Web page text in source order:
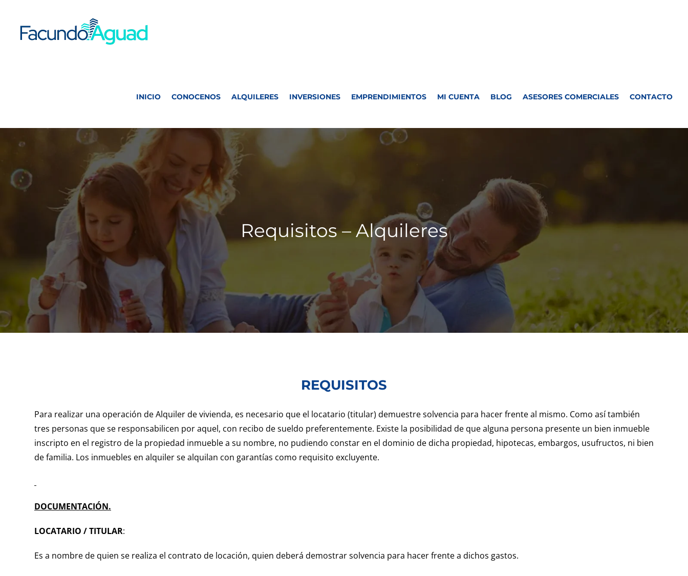
contenido
INICIO CONOCENOS ALQUILERES INVERSIONES EMPRENDIMIENTOS MI CUENTA BLOG ASESORES COMERCIALES CONTACTO
Requisitos – Alquileres
REQUISITOS
Para realizar una operación de Alquiler de vivienda, es necesario que el locatario (titular) demuestre solvencia para hacer frente al mismo. Como así también
tres personas que se responsabilicen por aquel, con recibo de sueldo preferentemente. Existe la posibilidad de que alguna persona presente un bien inmueble
inscripto en el registro de la propiedad inmueble a su nombre, no pudiendo constar en el dominio de dicha propiedad, hipotecas, embargos, usufructos, ni bien
de familia. Los inmuebles en alquiler se alquilan con garantías como requisito excluyente.
DOCUMENTACIÓN.
LOCATARIO / TITULAR:
Es a nombre de quien se realiza el contrato de locación, quien deberá demostrar solvencia para hacer frente a dichos gastos.